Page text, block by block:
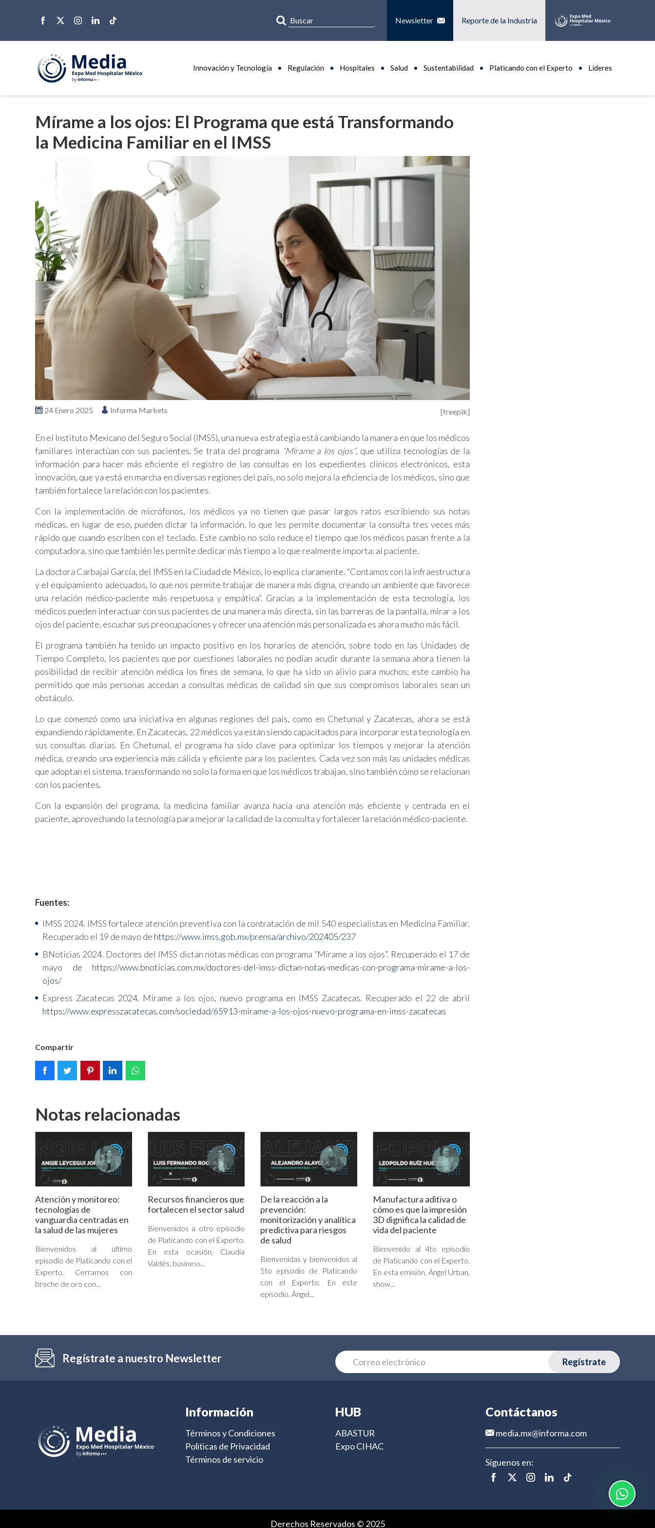
Newsletter Reporte de la Industria
Innovación y Tecnología Regulación Hospitales Salud Sustentabilidad Platicando con el Experto Líderes
Mírame a los ojos: El Programa que está Transformando
la Medicina Familiar en el IMSS
24 Enero 2025 Informa Markets [freepik]
En el Instituto Mexicano del Seguro Social (IMSS), una nueva estrategia está cambiando la manera en que los médicos
familiares interactúan con sus pacientes. Se trata del programa “Mírame a los ojos”, que utiliza tecnologías de la
información para hacer más eficiente el registro de las consultas en los expedientes clínicos electrónicos, esta
innovación, que ya está en marcha en diversas regiones del país, no solo mejora la eficiencia de los médicos, sino que
también fortalece la relación con los pacientes.
Con la implementación de micrófonos, los médicos ya no tienen que pasar largos ratos escribiendo sus notas
médicas, en lugar de eso, pueden dictar la información, lo que les permite documentar la consulta tres veces más
rápido que cuando escriben con el teclado. Este cambio no solo reduce el tiempo que los médicos pasan frente a la
computadora, sino que también les permite dedicar más tiempo a lo que realmente importa: al paciente.
La doctora Carbajal García, del IMSS en la Ciudad de México, lo explica claramente. “Contamos con la infraestructura
y el equipamiento adecuados, lo que nos permite trabajar de manera más digna, creando un ambiente que favorece
una relación médico-paciente más respetuosa y empática”. Gracias a la implementación de esta tecnología, los
médicos pueden interactuar con sus pacientes de una manera más directa, sin las barreras de la pantalla, mirar a los
ojos del paciente, escuchar sus preocupaciones y ofrecer una atención más personalizada es ahora mucho más fácil.
El programa también ha tenido un impacto positivo en los horarios de atención, sobre todo en las Unidades de
Tiempo Completo, los pacientes que por cuestiones laborales no podían acudir durante la semana ahora tienen la
posibilidad de recibir atención médica los fines de semana, lo que ha sido un alivio para muchos; este cambio ha
permitido que más personas accedan a consultas médicas de calidad sin que sus compromisos laborales sean un
obstáculo.
Lo que comenzó como una iniciativa en algunas regiones del país, como en Chetumal y Zacatecas, ahora se está
expandiendo rápidamente. En Zacatecas, 22 médicos ya están siendo capacitados para incorporar esta tecnología en
sus consultas diarias. En Chetumal, el programa ha sido clave para optimizar los tiempos y mejorar la atención
médica, creando una experiencia más cálida y eficiente para los pacientes. Cada vez son más las unidades médicas
que adoptan el sistema, transformando no solo la forma en que los médicos trabajan, sino también cómo se relacionan
con los pacientes.
Con la expansión del programa, la medicina familiar avanza hacia una atención más eficiente y centrada en el
paciente, aprovechando la tecnología para mejorar la calidad de la consulta y fortalecer la relación médico-paciente.
Fuentes:
IMSS 2024. IMSS fortalece atención preventiva con la contratación de mil 540 especialistas en Medicina Familiar.
Recuperado el 19 de mayo de https://www.imss.gob.mx/prensa/archivo/202405/237
BNoticias 2024. Doctores del IMSS dictan notas médicas con programa “Mírame a los ojos”. Recuperado el 17 de
mayo de https://www.bnoticias.com.mx/doctores-del-imss-dictan-notas-medicas-con-programa-mirame-a-los-
ojos/
Express Zacatecas 2024. Mírame a los ojos, nuevo programa en IMSS Zacatecas. Recuperado el 22 de abril
https://www.expresszacatecas.com/sociedad/65913-mirame-a-los-ojos-nuevo-programa-en-imss-zacatecas
Compartir
Notas relacionadas
Atención y monitoreo:
tecnologías de
vanguardia centradas en
la salud de las mujeres
Bienvenidos al último
episodio de Platicando con el
Experto. Cerramos con
broche de oro con...
Recursos financieros que
fortalecen el sector salud
Bienvenidos a otro episodio
de Platicando con el Experto.
En esta ocasión, Claudia
Valdés, business...
De la reacción a la
prevención:
monitorización y analítica
predictiva para riesgos
de salud
Bienvenidas y bienvenidos al
5to episodio de Platicando
con el Experto. En este
episodio, Ángel...
Manufactura aditiva o
cómo es que la impresión
3D dignifica la calidad de
vida del paciente
Bienvenido al 4to episodio
de Platicando con el Experto.
En esta emisión, Ángel Urban,
show...
Regístrate a nuestro Newsletter Regístrate
Información
Términos y Condiciones
Politicas de Privacidad
Términos de servicio
HUB
ABASTUR
Expo CIHAC
Contáctanos
media.mx@informa.com
Síguenos en:
Derechos Reservados © 2025